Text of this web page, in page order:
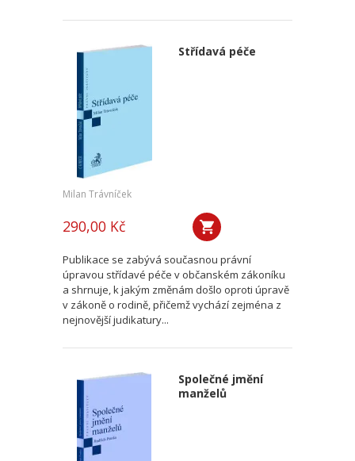
Střídavá péče
Milan Trávníček
290,00 Kč
Publikace se zabývá současnou právní
úpravou střídavé péče v občanském zákoníku
a shrnuje, k jakým změnám došlo oproti úpravě
v zákoně o rodině, přičemž vychází zejména z
nejnovější judikatury...
Společné jmění
manželů